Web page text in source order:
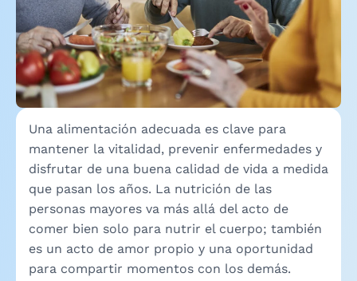
Una alimentación adecuada es clave para
mantener la vitalidad, prevenir enfermedades y
disfrutar de una buena calidad de vida a medida
que pasan los años. La nutrición de las
personas mayores va más allá del acto de
comer bien solo para nutrir el cuerpo; también
es un acto de amor propio y una oportunidad
para compartir momentos con los demás.